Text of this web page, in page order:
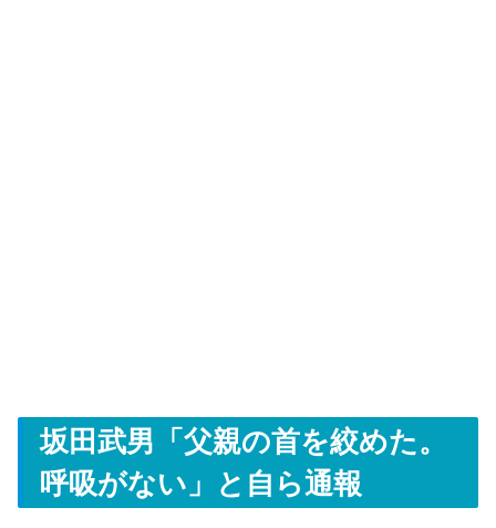
坂田武男「父親の首を絞めた。
呼吸がない」と自ら通報